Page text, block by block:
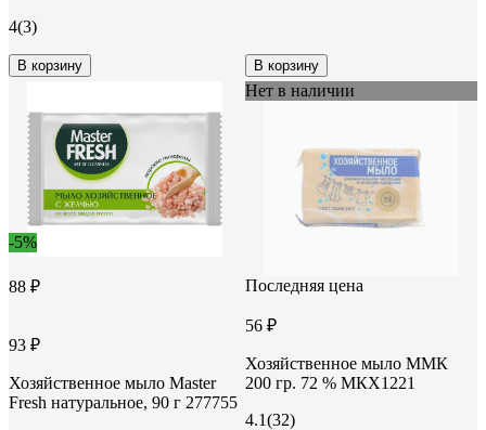
4(3)
В корзину В корзину
-5%
88 ₽
93 ₽
Хозяйственное мыло Master
Fresh натуральное, 90 г 277755
Нет в наличии
Последняя цена
56 ₽
Хозяйственное мыло ММК
200 гр. 72 % МКХ1221
4.1(32)